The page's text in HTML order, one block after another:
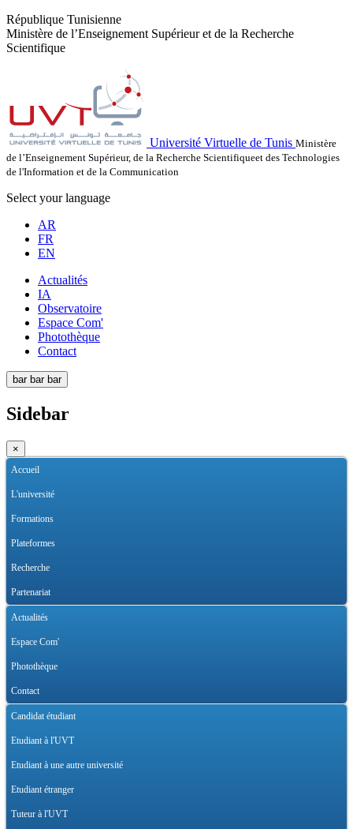
République Tunisienne
Ministère de l’Enseignement Supérieur et de la Recherche
Scientifique
Université Virtuelle de Tunis Ministère
de l’Enseignement Supérieur, de la Recherche Scientifiqueet des Technologies
de l'Information et de la Communication
Select your language
AR
FR
EN
Actualités
IA
Observatoire
Espace Com'
Photothèque
Contact
bar bar bar
Sidebar
×
Accueil
L'université
Formations
Plateformes
Recherche
Partenariat
Actualités
Espace Com'
Photothèque
Contact
Candidat étudiant
Etudiant à l'UVT
Etudiant à une autre université
Etudiant étranger
Tuteur à l'UVT